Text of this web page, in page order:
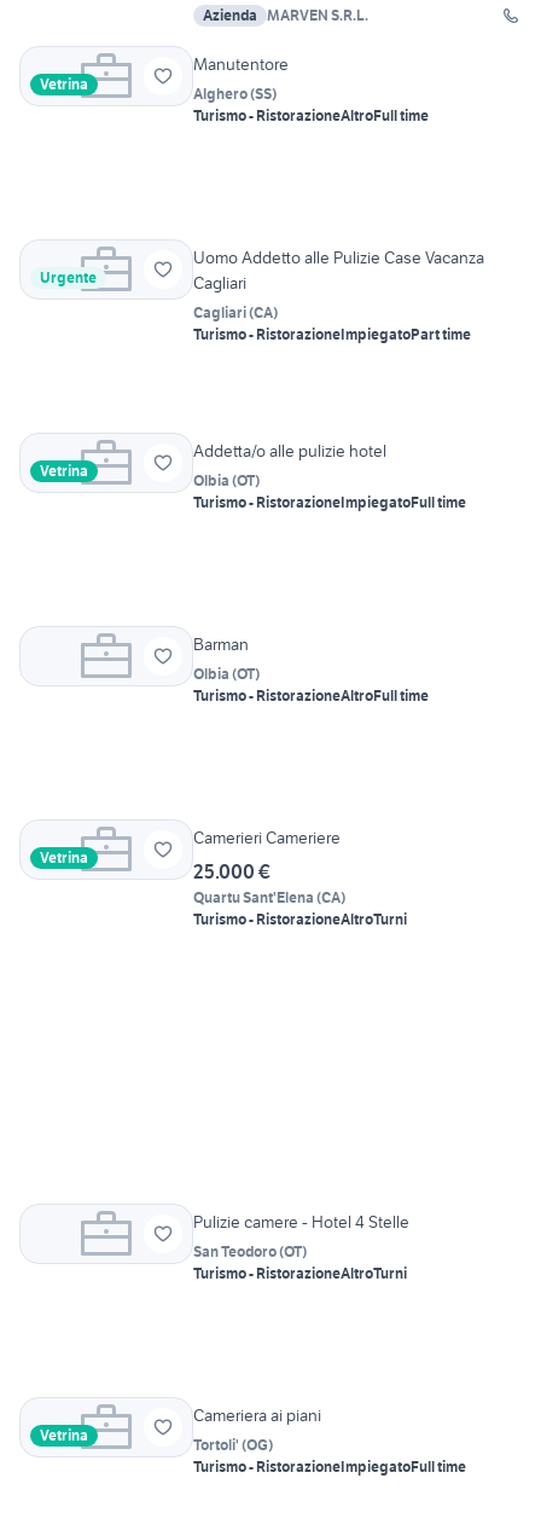
Azienda MARVEN S.R.L.
Vetrina
Manutentore
Alghero(SS)
Turismo - RistorazioneAltroFull time
Urgente
Uomo Addetto alle Pulizie Case Vacanza
Cagliari
Cagliari(CA)
Turismo - RistorazioneImpiegatoPart time
Vetrina
Addetta/o alle pulizie hotel
Olbia (OT)
Turismo - RistorazioneImpiegatoFull time
Barman
Olbia (OT)
Turismo - RistorazioneAltroFull time
Vetrina
Camerieri Cameriere
25.000 €
Quartu Sant'Elena (CA)
Turismo - RistorazioneAltroTurni
Pulizie camere - Hotel 4 Stelle
San Teodoro(OT)
Turismo - RistorazioneAltroTurni
Vetrina
Cameriera ai piani
Tortoli' (OG)
Turismo - RistorazioneImpiegatoFull time